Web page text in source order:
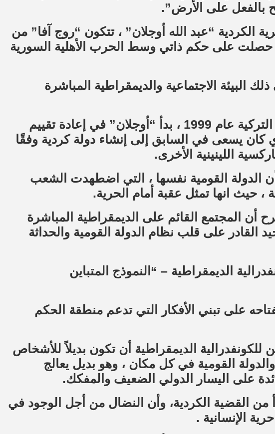
بالفعل على الأرض”.
الكردية “عبد الله أوجلان” ، تتكون “روج آفا” من
حصلت على حكم ذاتي وسط الحرب الأهلية السورية
الاجتماعية والديمقراطية المباشرة
وبعد اعتقاله ، من قبل السلطات التركية عام 1999 ، بدأ “أوجلان” في إعادة تقييم
كان يسعى في السابق إلى إنشاء دولة كردية وفقًا
اللينينية الأخرى.
الدولة القومية نفسها ، التي اضطهدت الشعب
حيث انها تمثل عقبة أمام الحرية.
أن المجتمع القائم على الديمقراطية المباشرة
القادر على قلب نظام الدولة القومية والحداثة
الديمقراطية – “النموذج المتباين
على تبني الأفكار التي تدعم منطقة الحكم
الديمقراطية أن تكون بديلاً للأشخاص
القومية في كل مكان ، وهو بديل يعالج
على اليسار الدولي الضعيف والمفكك.
من القضية الكردية، وأن النضال من أجل الوجود في
الإنسانية .